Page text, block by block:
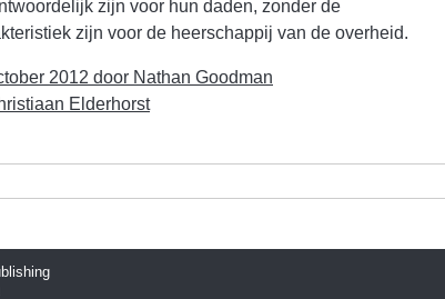
zijn voor hun daden, zonder de
zijn voor de heerschappij van de overheid.
2012 door Nathan Goodman
Elderhorst